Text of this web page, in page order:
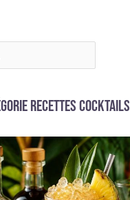
Recettes cocktails